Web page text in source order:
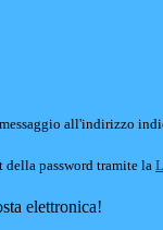
all'indirizzo
della password tramite la
elettronica!